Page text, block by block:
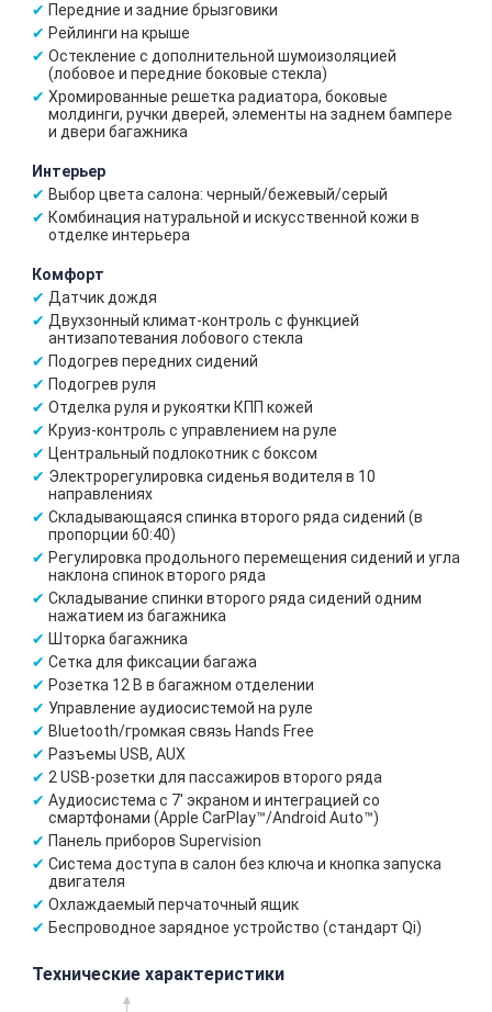
Передние и задние брызговики
Рейлинги на крыше
Остекление с дополнительной шумоизоляцией
(лобовое и передние боковые стекла)
Хромированные решетка радиатора, боковые
молдинги, ручки дверей, элементы на заднем бампере
и двери багажника
Интерьер
Выбор цвета салона: черный/бежевый/серый
Комбинация натуральной и искусственной кожи в
отделке интерьера
Комфорт
Датчик дождя
Двухзонный климат-контроль с функцией
антизапотевания лобового стекла
Подогрев передних сидений
Подогрев руля
Отделка руля и рукоятки КПП кожей
Круиз-контроль с управлением на руле
Центральный подлокотник с боксом
Электрорегулировка сиденья водителя в 10
направлениях
Складывающаяся спинка второго ряда сидений (в
пропорции 60:40)
Регулировка продольного перемещения сидений и угла
наклона спинок второго ряда
Складывание спинки второго ряда сидений одним
нажатием из багажника
Шторка багажника
Сетка для фиксации багажа
Розетка 12 В в багажном отделении
Управление аудиосистемой на руле
Bluetooth/громкая связь Hands Free
Разъемы USB, AUX
2 USB-розетки для пассажиров второго ряда
Аудиосистема с 7' экраном и интеграцией со
смартфонами (Apple CarPlay™/Android Auto™)
Панель приборов Supervision
Система доступа в салон без ключа и кнопка запуска
двигателя
Охлаждаемый перчаточный ящик
Беспроводное зарядное устройство (стандарт Qi)
Технические характеристики